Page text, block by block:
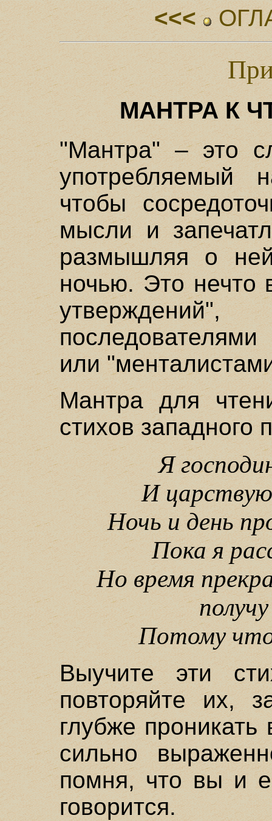
<<<
МАНТРА К
"Мантра" – это
употребляемый
чтобы
мысли и
размышляя о
ночью. Это нечто
или
Мантра для
стихов западного
Я
И царствую
Ночь и день
Пока я
Но время
Потому что
Выучите эти
повторяйте их,
глубже
сильно
помня, что вы и
говорится.